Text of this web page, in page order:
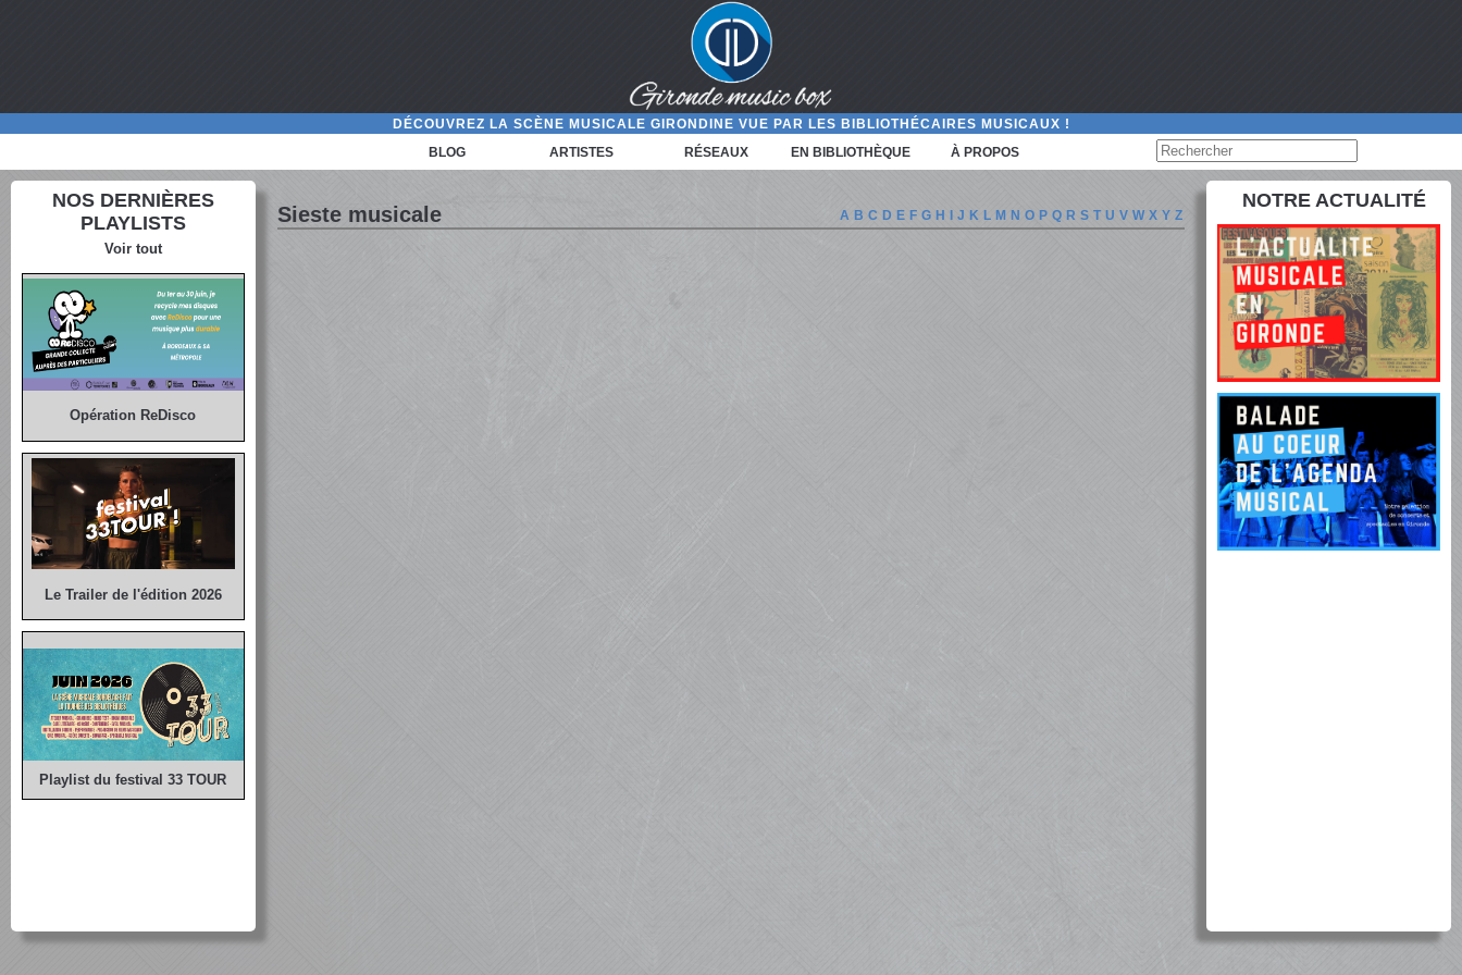
DÉCOUVREZ LA SCÈNE MUSICALE GIRONDINE VUE PAR LES BIBLIOTHÉCAIRES MUSICAUX !
BLOG
ARTISTES RÉSEAUX EN BIBLIOTHÈQUE À PROPOS
NOS DERNIÈRES
PLAYLISTS
Voir tout
Opération ReDisco
Le Trailer de l'édition 2026
Playlist du festival 33 TOUR
Sieste musicale A B C D E F G H I J K L M N O P Q R S T U V W X Y Z
NOTRE ACTUALITÉ